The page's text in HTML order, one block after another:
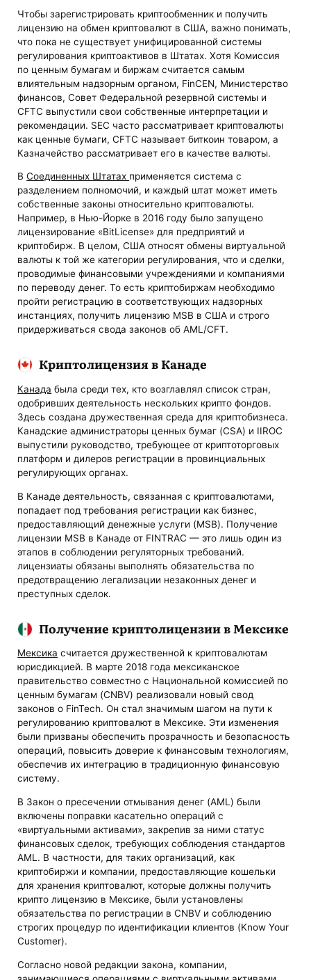
Чтобы зарегистрировать криптообменник и получить
лицензию на обмен криптовалют в США, важно понимать,
что пока не существует унифицированной системы
регулирования криптоактивов в Штатах. Хотя Комиссия
по ценным бумагам и биржам считается самым
влиятельным надзорным органом, FinCEN, Министерство
финансов, Совет Федеральной резервной системы и
CFTC выпустили свои собственные интерпретации и
рекомендации. SEC часто рассматривает криптовалюты
как ценные бумаги, CFTC называет биткоин товаром, а
Казначейство рассматривает его в качестве валюты.
ВСоединенных Штатах применяется система с
разделением полномочий, и каждый штат может иметь
собственные законы относительно криптовалюты.
Например, в Нью-Йорке в 2016 году было запущено
лицензирование «BitLicense» для предприятий и
криптобирж. В целом, США относят обмены виртуальной
валюты к той же категории регулирования, что и сделки,
проводимые финансовыми учреждениями и компаниями
по переводу денег. То есть криптобиржам необходимо
пройти регистрацию в соответствующих надзорных
инстанциях, получить лицензию MSB в США и строго
придерживаться свода законов об AML/CFT.
Криптолицензия в Канаде
Канада была среди тех, кто возглавлял список стран,
одобривших деятельность нескольких крипто фондов.
Здесь создана дружественная среда для криптобизнеса.
Канадские администраторы ценных бумаг (CSA) и IIROC
выпустили руководство, требующее от криптоторговых
платформ и дилеров регистрации в провинциальных
регулирующих органах.
В Канаде деятельность, связанная с криптовалютами,
попадает под требования регистрации как бизнес,
предоставляющий денежные услуги (MSB). Получение
лицензии MSB в Канаде от FINTRAC — это лишь один из
этапов в соблюдении регуляторных требований.
лицензиаты обязаны выполнять обязательства по
предотвращению легализации незаконных денег и
преступных сделок.
Получение криптолицензии в Мексике
Мексика считается дружественной к криптовалютам
юрисдикцией. В марте 2018 года мексиканское
правительство совместно с Национальной комиссией по
ценным бумагам (CNBV) реализовали новый свод
законов о FinTech. Он стал значимым шагом на пути к
регулированию криптовалют в Мексике. Эти изменения
были призваны обеспечить прозрачность и безопасность
операций, повысить доверие к финансовым технологиям,
обеспечив их интеграцию в традиционную финансовую
систему.
В Закон о пресечении отмывания денег (AML) были
включены поправки касательно операций с
«виртуальными активами», закрепив за ними статус
финансовых сделок, требующих соблюдения стандартов
AML. В частности, для таких организаций, как
криптобиржи и компании, предоставляющие кошельки
для хранения криптовалют, которые должны получить
крипто лицензию в Мексике, были установлены
обязательства по регистрации в CNBV и соблюдению
строгих процедур по идентификации клиентов (Know Your
Customer).
Согласно новой редакции закона, компании,